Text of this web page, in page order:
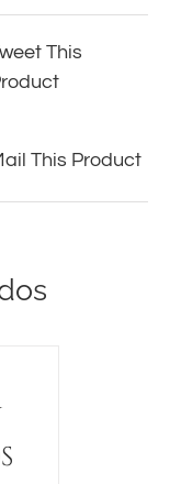
This
This Product